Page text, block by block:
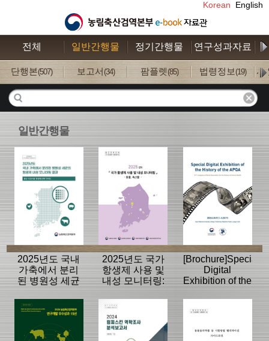
Korean English
전체 일반간행물 정기간행물 연구성과자료
단행본(507) 보고서 (34) 팜플렛 (85) 법령정보(19) 사
일반간행물
2025년도 국내
가축에서 분리
된 병원성 세균
모니터링 결과
2025년도 국가
항생제 사용 및
내성 모니터링:
[Brochure]Special
Digital
Exhibition of the
APQA